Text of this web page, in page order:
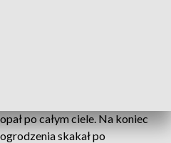
po całym ciele. Na koniec
skakał po